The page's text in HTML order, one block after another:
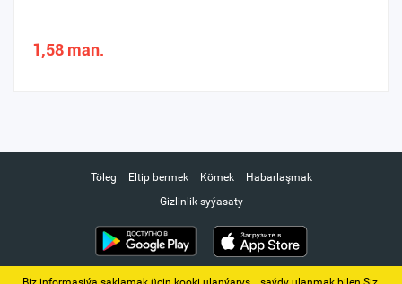
1,58 man.
Töleg Eltip bermek Kömek
Habarlaşmak
Gizlinlik syýasaty